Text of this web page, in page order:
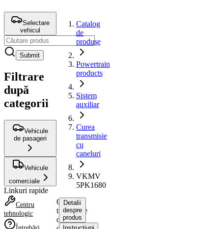
Selectare
vehicul
Submit
Filtrare
după
categorii
Vehicule
de pasageri
Vehicule
comerciale
Linkuri rapide
Centru
tehnologic
Catalog
de
produse
Powertrain
products
Sistem
auxiliar
Curea
transmisie
cu
caneluri
VKMV
5PK1680
Curea
transmisie
cu
Detalii
despre
produs